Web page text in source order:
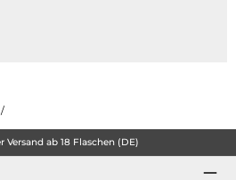
Versand ab 18 Flaschen (DE)